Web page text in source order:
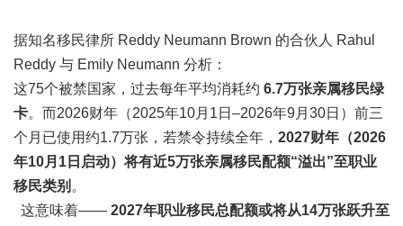
据知名移民律所 Reddy Neumann Brown 的合伙人 Rahul
Reddy 与 Emily Neumann 分析：
这75个被禁国家，过去每年平均消耗约 6.7万张亲属移民绿
卡。而2026财年（2025年10月1日–2026年9月30日）前三
个月已使用约1.7万张，若禁令持续全年， 2027财年（2026
年10月1日启动）将有近5万张亲属移民配额“溢出”至职业
移民类别 。
这意味着—— 2027年职业移民总配额或将从14万张跃升至